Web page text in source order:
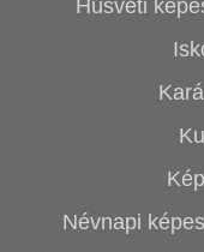
Húsvéti
Névnapi